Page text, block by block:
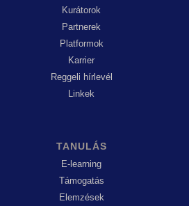
Kurátorok
Partnerek
Platformok
Karrier
Reggeli hírlevél
Linkek
TANULÁS
E-learning
Támogatás
Elemzések